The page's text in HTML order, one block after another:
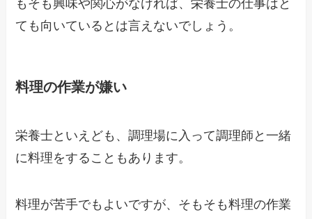
もそも興味や関心がなければ、栄養士の仕事はと
ても向いているとは言えないでしょう。
料理の作業が嫌い
栄養士といえども、調理場に入って調理師と一緒
に料理をすることもあります。
料理が苦手でもよいですが、そもそも料理の作業